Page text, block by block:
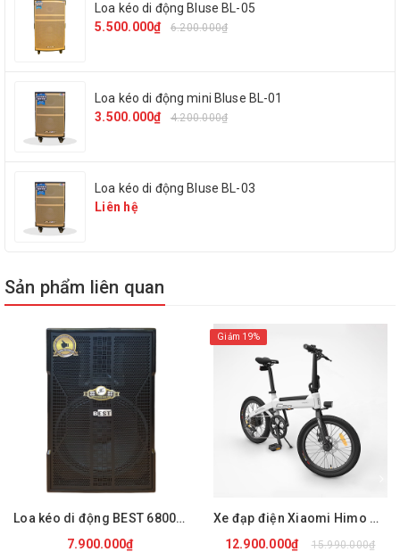
Model
Đáp ứng tần số
Khoảng Chách sử dụng 8 – 20m
Độ nhạy >60dBuV (S/N=100dB)
Thời lượng pin
vào Pin) sử dụng Pin
Loa kéo di động Bluse BL-05
5.500.000₫
6.200.000₫
Loa kéo di động mini Bluse BL-01
3.500.000₫
4.200.000₫
Loa kéo di động Bluse BL-03
Liên hệ
Sản phẩm liên quan
Loa kéo di động BEST 6800 PRO
7.900.000₫
Giảm 19%
Xe đạp điện Xiaomi Himo C20
12.900.000₫
15.990.000₫